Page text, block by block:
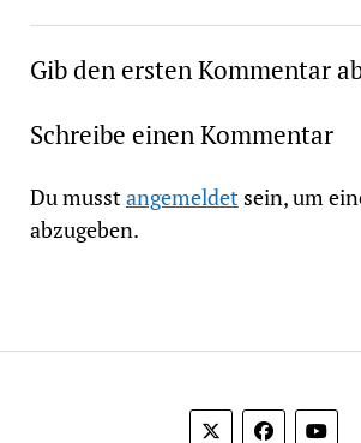
Gib den ersten Kommentar
Schreibe einen Kommentar
Du musstangemeldetsein, um
abzugeben.